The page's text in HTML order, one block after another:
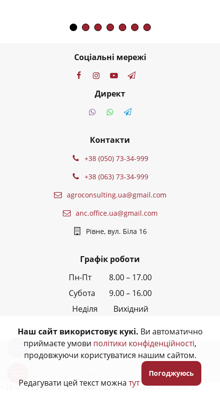
Соціальні мережі
Директ
Контакти
+38 (050) 73-34-999
+38 (063) 73-34-999
agroconsulting.ua@gmail.com
anc.office.ua@gmail.com
Рівне, вул. Біла 16
Графік роботи
Пн-Пт 8.00 – 17.00
Субота 9.00 – 16.00
Неділя Вихідний
© Всі права захищені - 2026,АНК
Кнопка
Наш сайт використовує кукі. Ви автоматично
приймаєте умови політики конфіденційності,
продовжуючи користуватися нашим сайтом.
Редагувати цей текст можна тут
Погоджуюсь
+38 050 733 49 99 +38 063 733 49 99 РівнеСховати